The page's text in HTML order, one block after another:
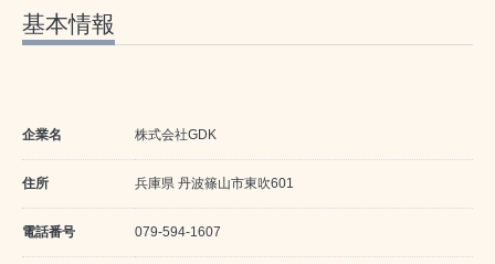
基本情報
企業名 株式会社GDK
住所 兵庫県 丹波篠山市東吹601
電話番号 079-594-1607